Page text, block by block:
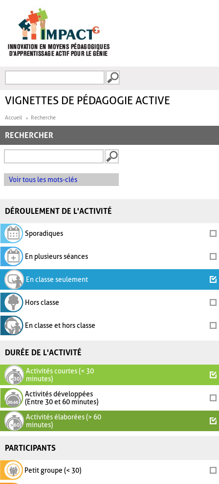
FORMULAIRE DE
VIGNETTES DE PÉDAGOGIE ACTIVE
Accueil Recherche
RECHERCHER
Voir tous les mots-clés
DÉROULEMENT DE L'ACTIVITÉ
Sporadiques
En plusieurs séances
En classe seulement
Hors classe
En classe et hors classe
DURÉE DE L'ACTIVITÉ
Activités courtes (< 30
minutes)
Activités développées
(Entre 30 et 60 minutes)
Activités élaborées (> 60
minutes)
PARTICIPANTS
Petit groupe (< 30)